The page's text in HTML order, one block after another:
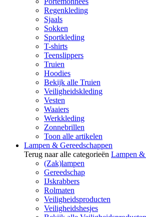
Regenkleding
Sjaals
Sokken
Sportkleding
T-shirts
Teenslippers
Truien
Hoodies
Bekijk alle Truien
Veiligheidskleding
Vesten
Waaiers
Werkkleding
Zonnebrillen
Toon alle artikelen
Lampen & Gereedschappen
Terug naar alle categorieën Lampen &
(Zak)lampen
Gereedschap
IJskrabbers
Rolmaten
Veiligheidsproducten
Veiligheidshesjes